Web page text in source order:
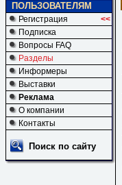
ПОЛЬЗОВАТЕЛЯМ
Регистрация
<<
Подписка
Вопросы FAQ
Разделы
Информеры
Выставки
Реклама
О компании
Контакты
Поиск по сайту